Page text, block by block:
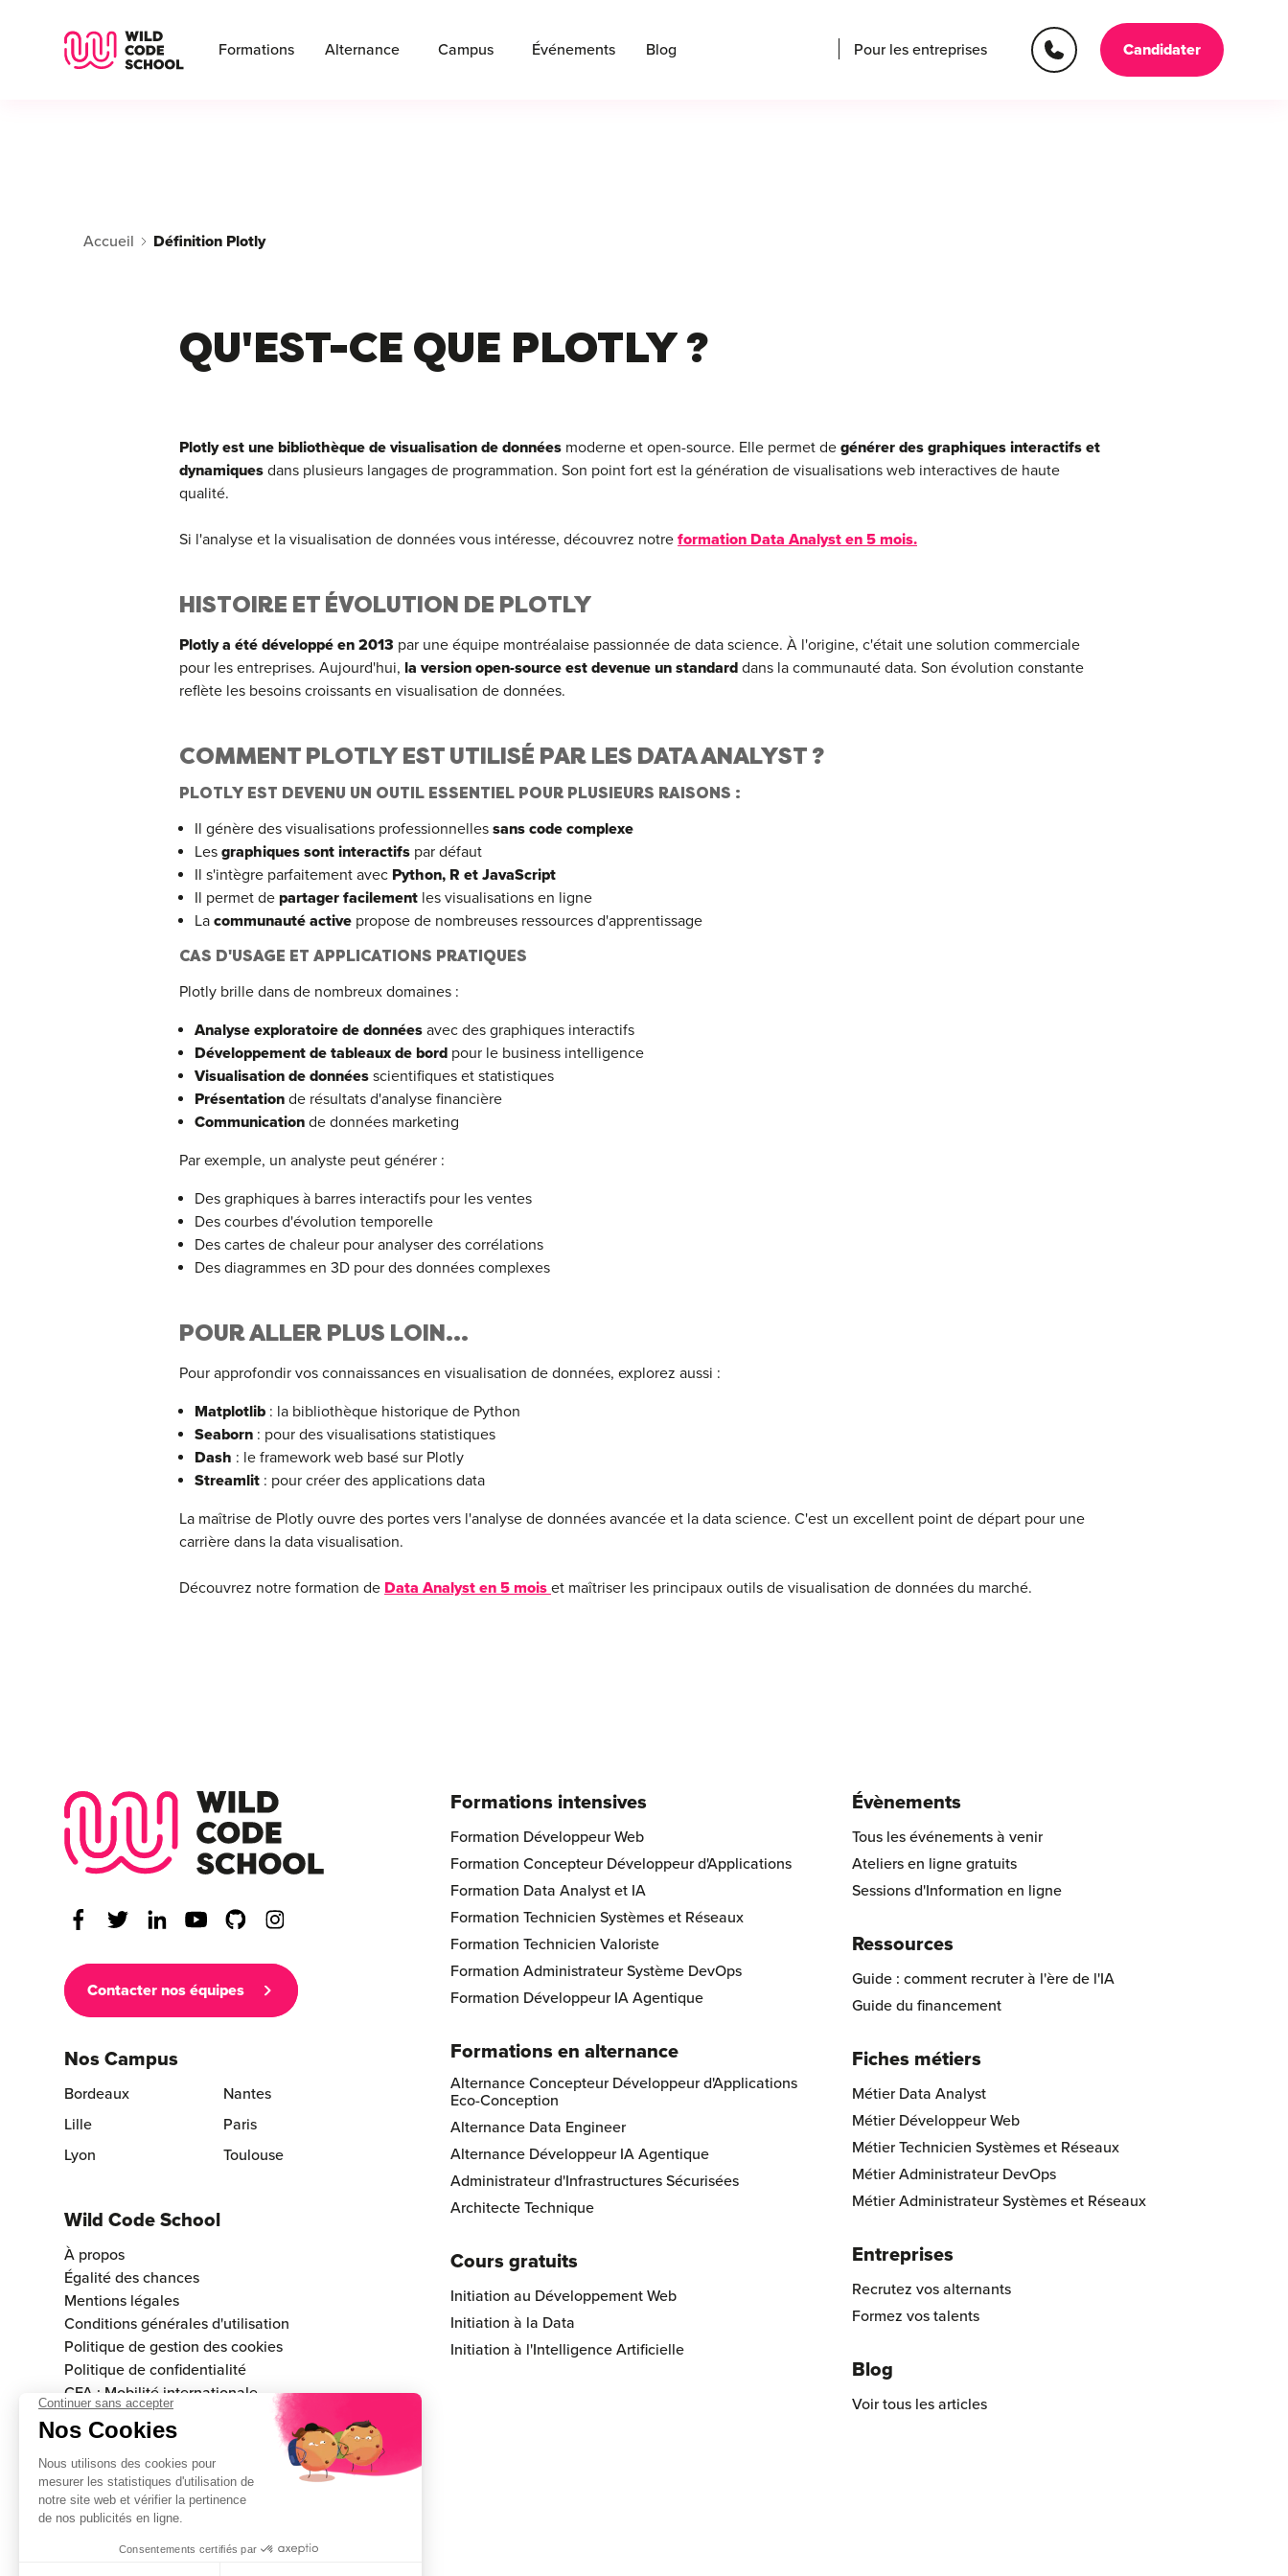
Wild Code School Header Logo
Formations Alternance Campus Événements Blog Pour les entreprises Candidater
Accueil Définition Plotly
QU'EST-CE QUE PLOTLY ?
Plotly est une bibliothèque de visualisation de données moderne et open-source. Elle permet de générer des graphiques interactifs et
dynamiques dans plusieurs langages de programmation. Son point fort est la génération de visualisations web interactives de haute
qualité.
Si l'analyse et la visualisation de données vous intéresse, découvrez notre formation Data Analyst en 5 mois.
HISTOIRE ET ÉVOLUTION DE PLOTLY
Plotly a été développé en 2013 par une équipe montréalaise passionnée de data science. À l'origine, c'était une solution commerciale
pour les entreprises. Aujourd'hui, la version open-source est devenue un standard dans la communauté data. Son évolution constante
reflète les besoins croissants en visualisation de données.
COMMENT PLOTLY EST UTILISÉ PAR LES DATA ANALYST ?
PLOTLY EST DEVENU UN OUTIL ESSENTIEL POUR PLUSIEURS RAISONS :
Il génère des visualisations professionnelles sans code complexe
Les graphiques sont interactifs par défaut
Il s'intègre parfaitement avec Python, R et JavaScript
Il permet de partager facilement les visualisations en ligne
La communauté active propose de nombreuses ressources d'apprentissage
CAS D'USAGE ET APPLICATIONS PRATIQUES
Plotly brille dans de nombreux domaines :
Analyse exploratoire de données avec des graphiques interactifs
Développement de tableaux de bord pour le business intelligence
Visualisation de données scientifiques et statistiques
Présentation de résultats d'analyse financière
Communication de données marketing
Par exemple, un analyste peut générer :
Des graphiques à barres interactifs pour les ventes
Des courbes d'évolution temporelle
Des cartes de chaleur pour analyser des corrélations
Des diagrammes en 3D pour des données complexes
POUR ALLER PLUS LOIN...
Pour approfondir vos connaissances en visualisation de données, explorez aussi :
Matplotlib : la bibliothèque historique de Python
Seaborn : pour des visualisations statistiques
Dash : le framework web basé sur Plotly
Streamlit : pour créer des applications data
La maîtrise de Plotly ouvre des portes vers l'analyse de données avancée et la data science. C'est un excellent point de départ pour une
carrière dans la data visualisation.
Découvrez notre formation de Data Analyst en 5 mois et maîtriser les principaux outils de visualisation de données du marché.
Wild Code School Footer Logo
Contacter nos équipes
Nos Campus
Bordeaux
Lille
Lyon
Nantes
Paris
Toulouse
Wild Code School
À propos
Égalité des chances
Mentions légales
Conditions générales d'utilisation
Politique de gestion des cookies
Politique de confidentialité
CFA : Mobilité internationale
Consulter la validité du certificat Qualiopi
Formations intensives
Formation Développeur Web
Formation Concepteur Développeur d'Applications
Formation Data Analyst et IA
Formation Technicien Systèmes et Réseaux
Formation Technicien Valoriste
Formation Administrateur Système DevOps
Formation Développeur IA Agentique
Formations en alternance
Alternance Concepteur Développeur d'Applications
Eco-Conception
Alternance Data Engineer
Alternance Développeur IA Agentique
Administrateur d'Infrastructures Sécurisées
Architecte Technique
Cours gratuits
Initiation au Développement Web
Initiation à la Data
Initiation à l'Intelligence Artificielle
Évènements
Tous les événements à venir
Ateliers en ligne gratuits
Sessions d'Information en ligne
Ressources
Guide : comment recruter à l'ère de l'IA
Guide du financement
Fiches métiers
Métier Data Analyst
Métier Développeur Web
Métier Technicien Systèmes et Réseaux
Métier Administrateur DevOps
Métier Administrateur Systèmes et Réseaux
Entreprises
Recrutez vos alternants
Formez vos talents
Blog
Voir tous les articles